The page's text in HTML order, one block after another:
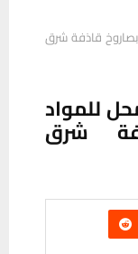
قاذفة شرق
للمواد
شرق